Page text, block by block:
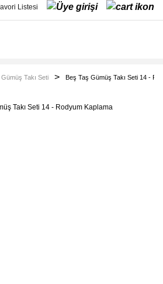
Gümüş Takı Seti Beş Taş Gümüş Takı Seti 14 -